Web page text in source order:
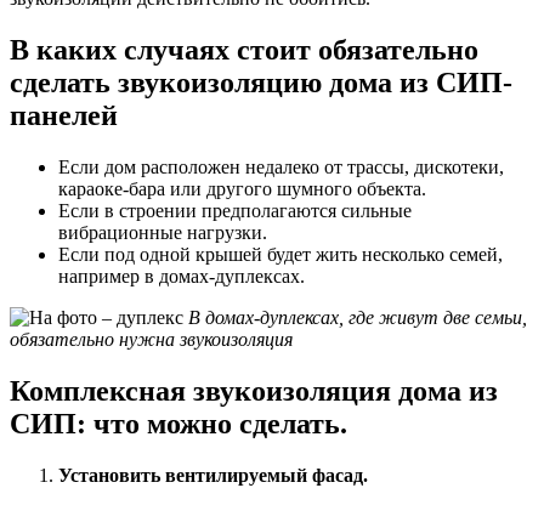
В каких случаях стоит обязательно
сделать звукоизоляцию дома из СИП-
панелей
Если дом расположен недалеко от трассы, дискотеки,
караоке-бара или другого шумного объекта.
Если в строении предполагаются сильные
вибрационные нагрузки.
Если под одной крышей будет жить несколько семей,
например в домах-дуплексах.
В домах-дуплексах, где живут две семьи,
обязательно нужна звукоизоляция
Комплексная звукоизоляция дома из
СИП: что можно сделать.
Установить вентилируемый фасад.